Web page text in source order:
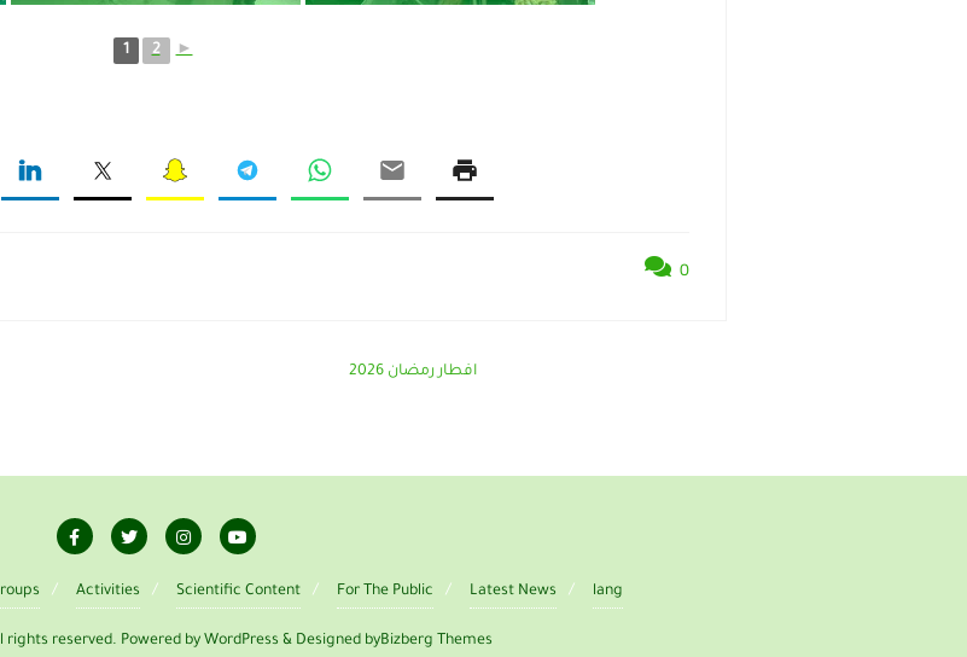
1 2 ►
0
افطار رمضان 2026
Activities Scientific Content For The Public Latest News lang
rights reserved. Powered by WordPress & Designed byBizberg Themes